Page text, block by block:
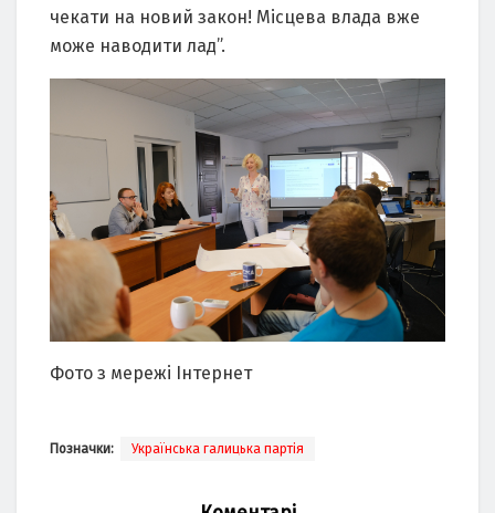
чекати на новий закон! Місцева влада вже
може наводити лад”.
Фото з мережі Інтернет
Позначки: Українська галицька партія